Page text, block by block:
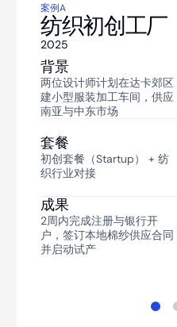
案例A
纺织初创工厂
2025
背景
两位设计师计划在达卡郊区
建小型服装加工车间，供应
南亚与中东市场
套餐
初创套餐（Startup） + 纺
织行业对接
成果
2周内完成注册与银行开
户，签订本地棉纱供应合同
并启动试产
案例B
跨境电商团队
2023
背景
国内电商看中孟加拉庞大人
口与低成本红利，在达卡建
立仓储与客服
套餐
成长进阶套餐（Growth） +
物流与支付对接
成果
半年内订单增50%，物流成
本下降约15%，成功申请
VAT并接入移动支付bkash
案例C
电子装配项目
2025
背景
跨国电子公司在吉大港EPZ
投资组装手机与小家电，需
大量外籍工程师+零部件关
套餐
全球化企业套餐
对接
成果
3个月内顺利进入EPZ获取免